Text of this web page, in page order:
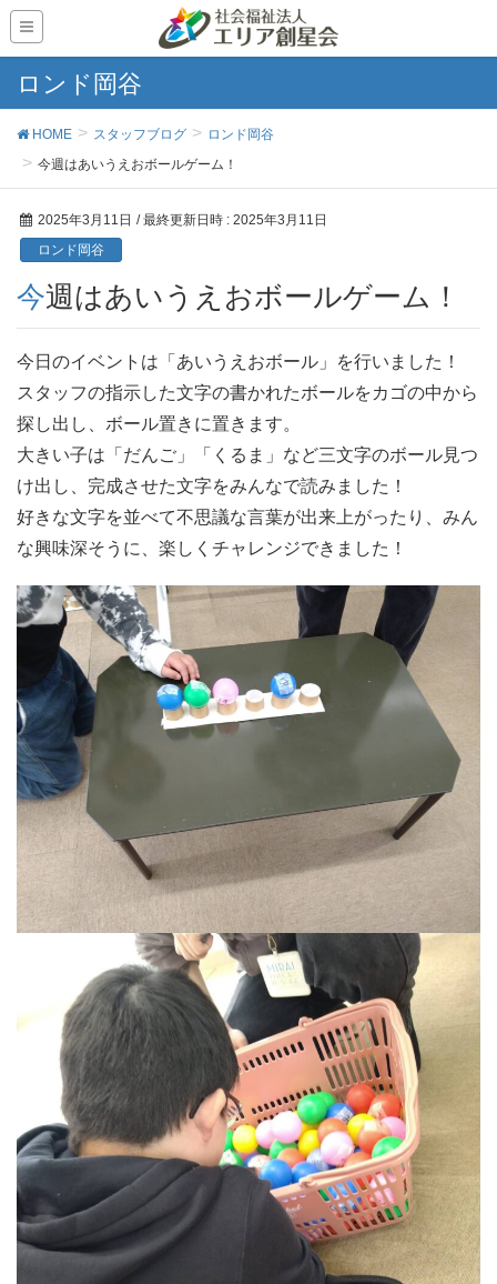
ロンド岡谷
HOME スタッフブログ
ロンド岡谷
今週はあいうえおボールゲーム！
2025年3月11日 / 最終更新日時 : 2025年3月11日
ロンド岡谷
今週はあいうえおボールゲーム！
今日のイベントは「あいうえおボール」を行いました！
スタッフの指示した文字の書かれたボールをカゴの中から
探し出し、ボール置きに置きます。
大きい子は「だんご」「くるま」など三文字のボール見つ
け出し、完成させた文字をみんなで読みました！
好きな文字を並べて不思議な言葉が出来上がったり、みん
な興味深そうに、楽しくチャレンジできました！